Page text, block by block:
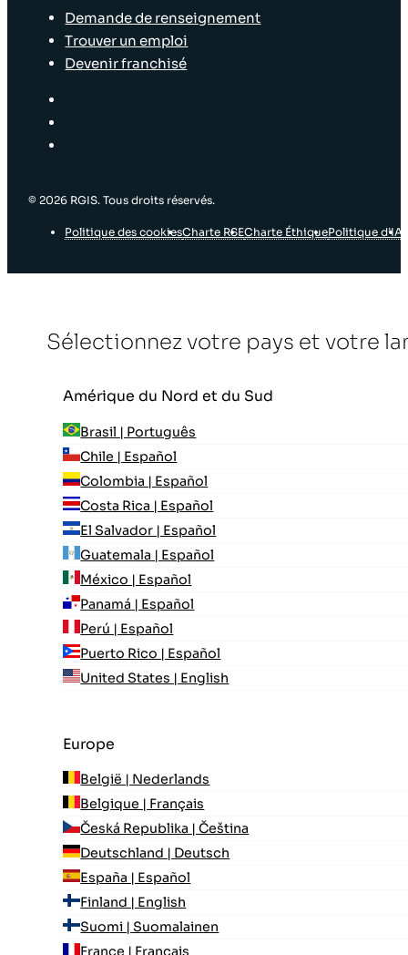
Demande de renseignement
Trouver un emploi
Devenir franchisé
© 2026 RGIS. Tous droits réservés.
Politique des cookiesCharte RSECharte ÉthiquePolitique d’IA
Sélectionnez votre pays et votre
Amérique du Nord et du Sud
Brasil | Português
Chile | Español
Colombia | Español
Costa Rica | Español
El Salvador | Español
Guatemala | Español
México | Español
Panamá | Español
Perú | Español
Puerto Rico | Español
United States | English
Europe
België | Nederlands
Belgique | Français
Česká Republika | Čeština
Deutschland | Deutsch
España | Español
Finland | English
Suomi | Suomalainen
France | Français